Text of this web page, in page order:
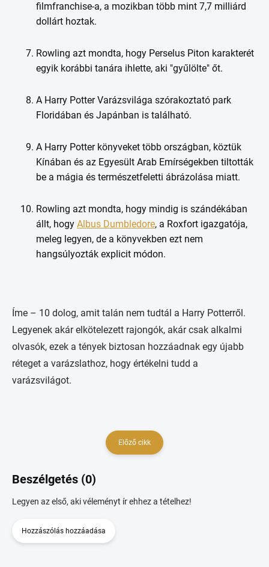
filmfranchise-a, a mozikban több mint 7,7 milliárd
dollárt hoztak.
Rowling azt mondta, hogy Perselus Piton karakterét
egyik korábbi tanára ihlette, aki "gyűlölte" őt.
A Harry Potter Varázsvilága szórakoztató park
Floridában és Japánban is található.
A Harry Potter könyveket több országban, köztük
Kínában és az Egyesült Arab Emírségekben tiltották
be a mágia és természetfeletti ábrázolása miatt.
Rowling azt mondta, hogy mindig is szándékában
állt, hogy Albus Dumbledore, a Roxfort igazgatója,
meleg legyen, de a könyvekben ezt nem
hangsúlyozták explicit módon.
Íme – 10 dolog, amit talán nem tudtál a Harry Potterről.
Legyenek akár elkötelezett rajongók, akár csak alkalmi
olvasók, ezek a tények biztosan hozzáadnak egy újabb
réteget a varázslathoz, hogy értékelni tudd a
varázsvilágot.
Előző cikk
Beszélgetés (0)
Legyen az első, aki véleményt ír ehhez a tételhez!
Hozzászólás hozzáadása